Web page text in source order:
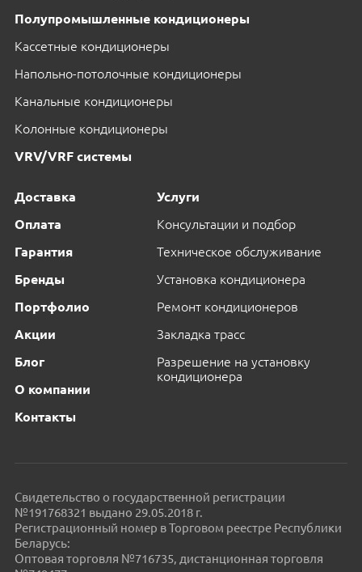
Полупромышленные кондиционеры
Кассетные кондиционеры
Напольно-потолочные кондиционеры
Канальные кондиционеры
Колонные кондиционеры
VRV/VRF системы
Доставка
Оплата
Гарантия
Бренды
Портфолио
Акции
Блог
О компании
Контакты
Услуги
Консультации и подбор
Техническое обслуживание
Установка кондиционера
Ремонт кондиционеров
Закладка трасс
Разрешение на установку
кондиционера
Свидетельство о государственной регистрации
№191768321 выдано 29.05.2018 г.
Регистрационный номер в Торговом реестре Республики
Беларусь:
Оптовая торговля №716735, дистанционная торговля